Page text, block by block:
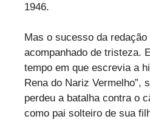
1946.
Mas o sucesso da redação
acompanhado de tristeza.
tempo em que escrevia a
Rena do Nariz Vermelho”,
perdeu a batalha contra o
como pai solteiro de sua